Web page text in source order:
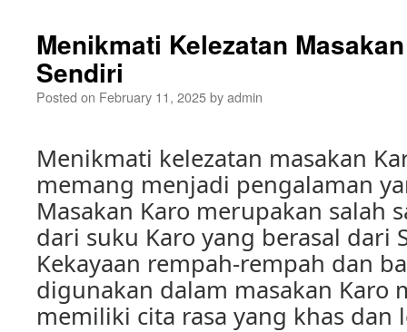
Menikmati Kelezatan
Sendiri
Posted on February 11, 2025byadmin
Menikmati kelezatan masakan
memang menjadi pengalaman
Masakan Karo merupakan salah
dari suku Karo yang berasal dari
Kekayaan rempah-rempah dan
digunakan dalam masakan Karo
memiliki cita rasa yang khas dan